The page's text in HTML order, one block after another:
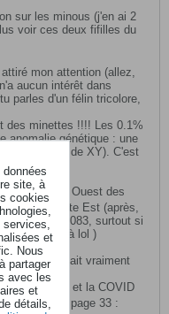
sur les minous (j'en ai 2
voir ces deux fifilles du
mon attention (allez,
aucun intérêt dans
parles d'un félin tricolore,
des minettes !!!! Les 0.1%
anomalie génétique : une
1Y, au lieu de XY). C'est
sur la côte Ouest des
sur la côte Est (après,
le cas en 2083, surtout si
d'ici là lol )
23... Ca fait vraiment
Ebola et la COVID
haut de la page 33 :
site, à
cookies
et
Nous
partager
avec les
et
détails,